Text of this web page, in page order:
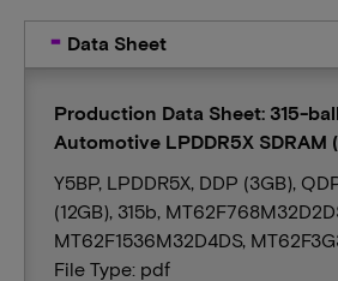
Data Sheet
Production Data Sheet: 315-
Automotive LPDDR5X SDRAM
Y5BP, LPDDR5X, DDP (3GB),
(12GB), 315b,
MT62F1536M32D4DS,
File Type: pdf